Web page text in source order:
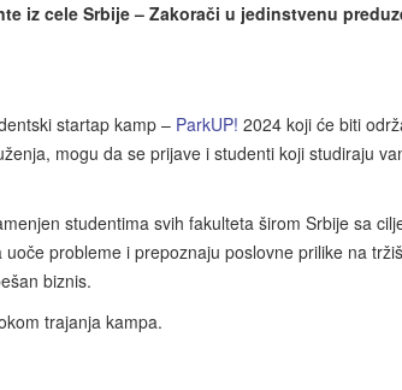
iz cele Srbije – Zakorači u jedinstvenu
startap kamp – ParkUP! 2024 koji će biti
mogu da se prijave i studenti koji studiraju
studentima svih fakulteta širom Srbije sa
probleme i prepoznaju poslovne prilike na
biznis.
trajanja kampa.